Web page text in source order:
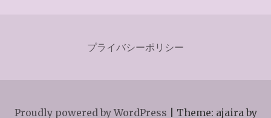
プライバシーポリシー
Proudly powered by WordPress Theme: ajaira by